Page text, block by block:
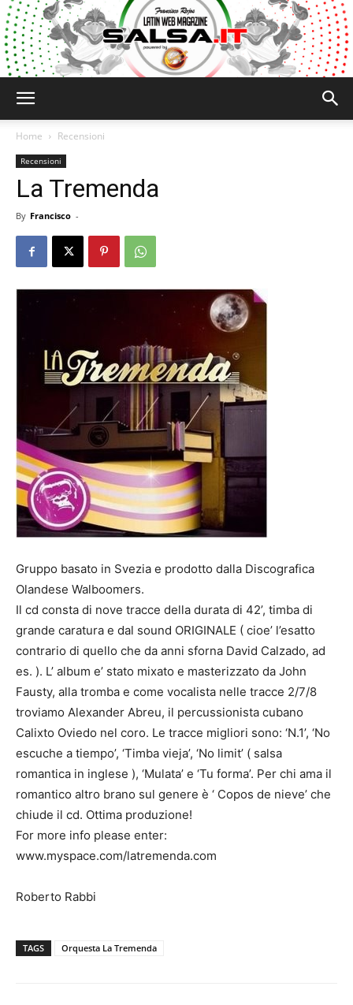
Home Recensioni
Recensioni
La Tremenda
By Francisco -
Gruppo basato in Svezia e prodotto dalla Discografica
Olandese Walboomers.
Il cd consta di nove tracce della durata di 42’, timba di
grande caratura e dal sound ORIGINALE ( cioe’ l’esatto
contrario di quello che da anni sforna David Calzado, ad
es. ). L’ album e’ stato mixato e masterizzato da John
Fausty, alla tromba e come vocalista nelle tracce 2/7/8
troviamo Alexander Abreu, il percussionista cubano
Calixto Oviedo nel coro. Le tracce migliori sono: ‘N.1’, ‘No
escuche a tiempo’, ‘Timba vieja’, ‘No limit’ ( salsa
romantica in inglese ), ‘Mulata’ e ‘Tu forma’. Per chi ama il
romantico altro brano sul genere è ‘ Copos de nieve’ che
chiude il cd. Ottima produzione!
For more info please enter:
www.myspace.com/latremenda.com
Roberto Rabbi
TAGS Orquesta La Tremenda